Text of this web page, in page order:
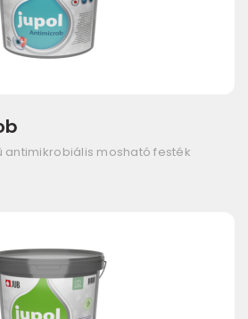
mosható festék